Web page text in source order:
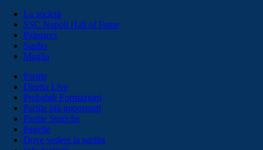
La società
SSC Napoli Hall of Fame
Palmares
Stadio
Maglia
Partite
Diretta Live
Probabili Formazioni
Partite più importanti
Partite Storiche
Pagelle
Dove vedere la partita